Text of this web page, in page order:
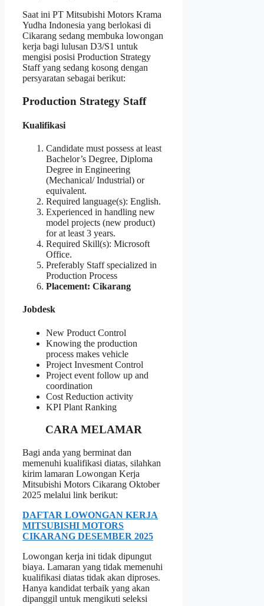
Saat ini PT Mitsubishi Motors Krama
Yudha Indonesia yang berlokasi di
Cikarang sedang membuka lowongan
kerja bagi lulusan D3/S1 untuk
mengisi posisi Production Strategy
Staff yang sedang kosong dengan
persyaratan sebagai berikut:
Production Strategy Staff
Kualifikasi
Candidate must possess at least
Bachelor’s Degree, Diploma
Degree in Engineering
(Mechanical/ Industrial) or
equivalent.
Required language(s): English.
Experienced in handling new
model projects (new product)
for at least 3 years.
Required Skill(s): Microsoft
Office.
Preferably Staff specialized in
Production Process
Placement: Cikarang
Jobdesk
New Product Control
Knowing the production
process makes vehicle
Project Invesment Control
Project event follow up and
coordination
Cost Reduction activity
KPI Plant Ranking
CARA MELAMAR
Bagi anda yang berminat dan
memenuhi kualifikasi diatas, silahkan
kirim lamaran Lowongan Kerja
Mitsubishi Motors Cikarang Oktober
2025 melalui link berikut:
DAFTAR LOWONGAN KERJA
MITSUBISHI MOTORS
CIKARANG DESEMBER 2025
Lowongan kerja ini tidak dipungut
biaya. Lamaran yang tidak memenuhi
kualifikasi diatas tidak akan diproses.
Hanya kandidat terbaik yang akan
dipanggil untuk mengikuti seleksi